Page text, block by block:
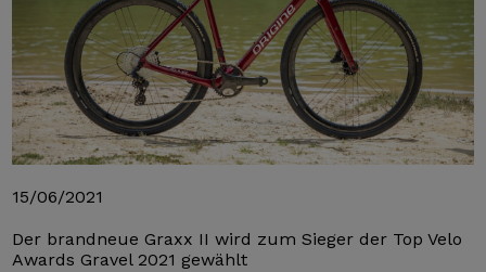
15/06/2021
Der brandneue Graxx II wird zum Sieger der Top Velo
Awards Gravel 2021 gewählt